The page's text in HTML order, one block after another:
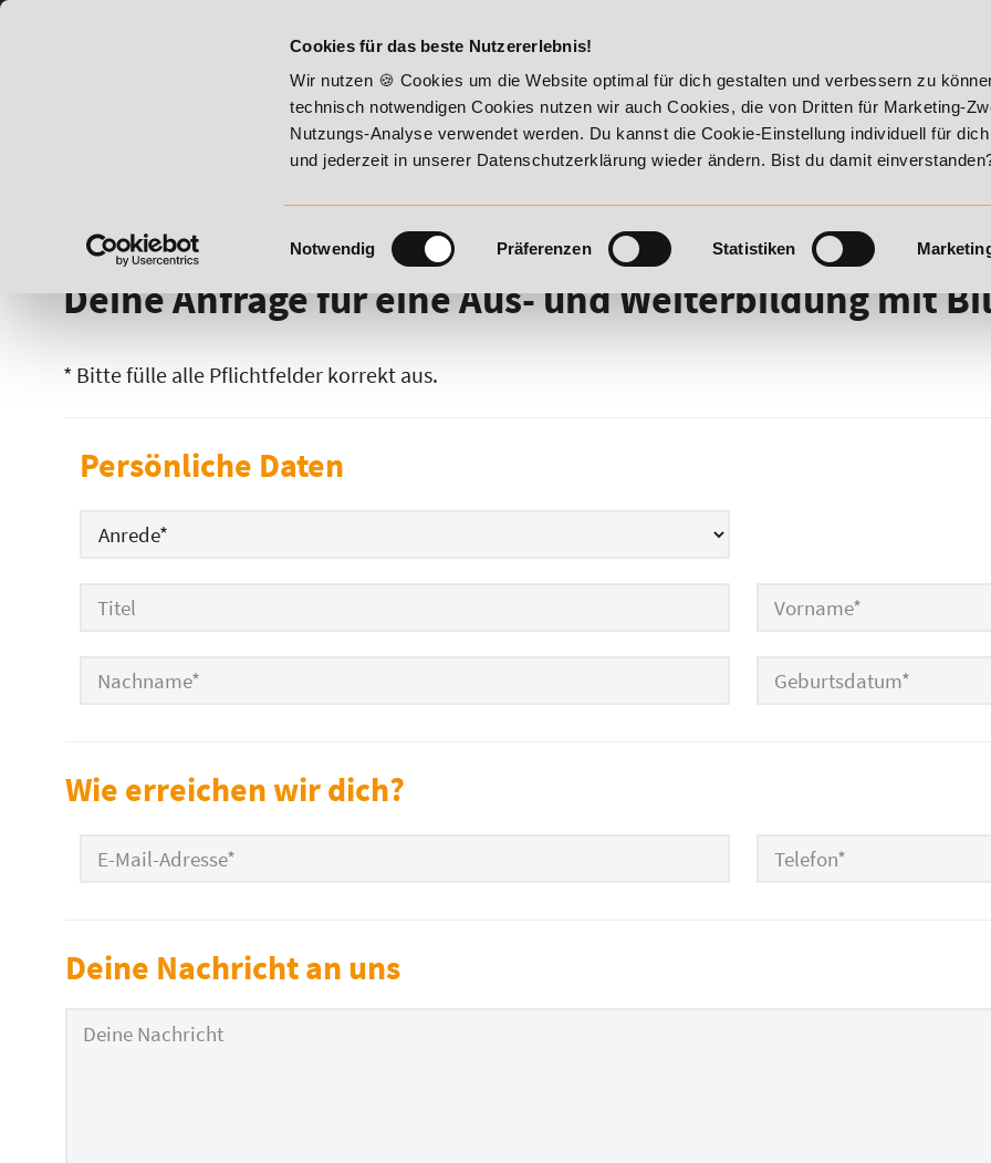
Cookies für das beste Nutzererlebnis!
Wir nutzen 🍪 Cookies um die Website optimal für dich gestalten und verbessern zu
technisch notwendigen Cookies nutzen wir auch Cookies, die von Dritten für Marketing-
Nutzungs-Analyse verwendet werden. Du kannst die Cookie-Einstellung individuell für
und jederzeit in unserer Datenschutzerklärung wieder ändern. Bist du damit
Einwilligungsauswahl
Notwendig Präferenzen Statistiken
20% Rabatt bis 17. August 2026 - Summer Vitality! 20% Rabatt bis 17. August 2026 - Summer
Deine Anfrage für eine Aus- und Weiterbildung mit
* Bitte fülle alle Pflichtfelder korrekt aus.
Persönliche Daten
*
Nachname Geburtsdatum
Wie erreichen wir dich?
E-Mail-Adresse Telefon
Deine Nachricht an uns